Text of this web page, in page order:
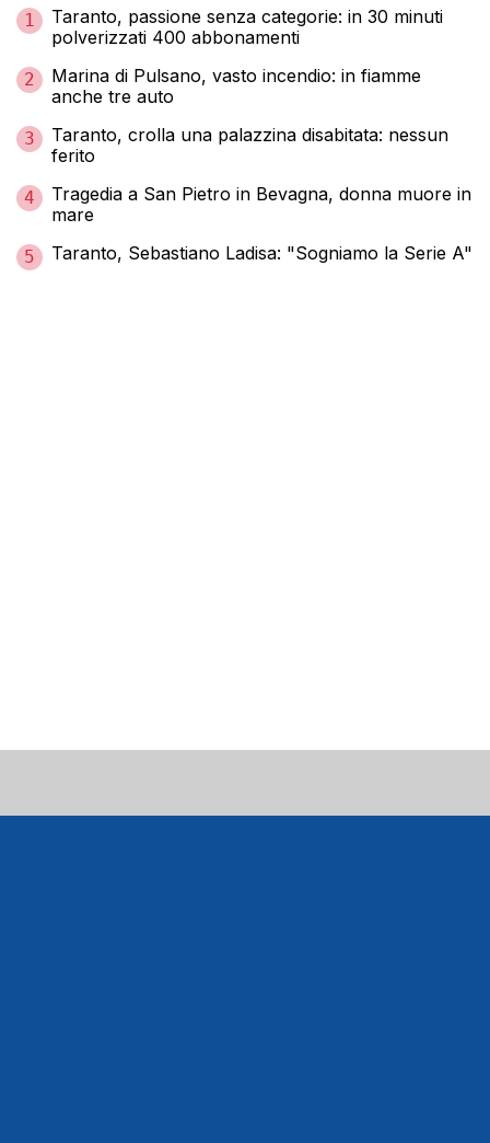
1
Taranto, passione senza categorie: in 30 minuti
polverizzati 400 abbonamenti
2
Marina di Pulsano, vasto incendio: in fiamme
anche tre auto
3
Taranto, crolla una palazzina disabitata: nessun
ferito
4
Tragedia a San Pietro in Bevagna, donna muore in
mare
5 Taranto, Sebastiano Ladisa: "Sogniamo la Serie A"